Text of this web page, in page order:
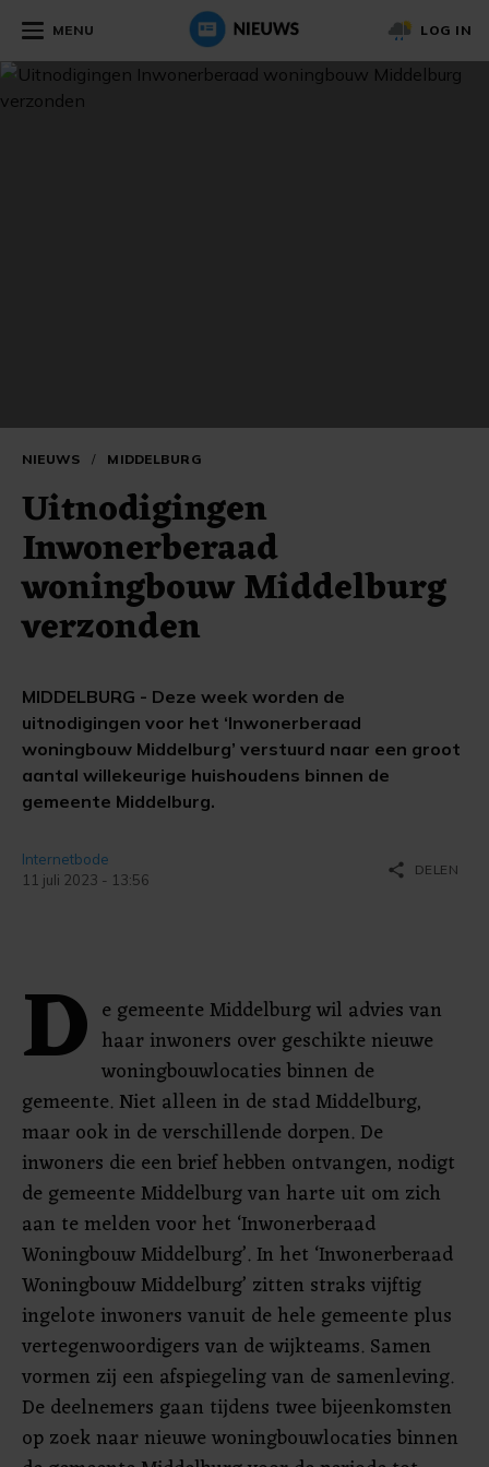
MENU LOG IN
NIEUWS / MIDDELBURG
Uitnodigingen
Inwonerberaad
woningbouw Middelburg
verzonden
MIDDELBURG - Deze week worden de
uitnodigingen voor het ‘Inwonerberaad
woningbouw Middelburg’ verstuurd naar een groot
aantal willekeurige huishoudens binnen de
gemeente Middelburg.
Internetbode
11 juli 2023 - 13:56
share DELEN
D e gemeente Middelburg wil advies van
haar inwoners over geschikte nieuwe
woningbouwlocaties binnen de
gemeente. Niet alleen in de stad Middelburg,
maar ook in de verschillende dorpen. De
inwoners die een brief hebben ontvangen, nodigt
de gemeente Middelburg van harte uit om zich
aan te melden voor het ‘Inwonerberaad
Woningbouw Middelburg’. In het ‘Inwonerberaad
Woningbouw Middelburg’ zitten straks vijftig
ingelote inwoners vanuit de hele gemeente plus
vertegenwoordigers van de wijkteams. Samen
vormen zij een afspiegeling van de samenleving.
De deelnemers gaan tijdens twee bijeenkomsten
op zoek naar nieuwe woningbouwlocaties binnen